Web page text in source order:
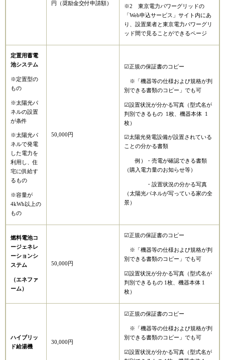
円（奨励金交付申請額）
※2 東京電力パワーグリッドの
「Web申込サービス」サイト内にあ
り、設置業者と東京電力パワーグリ
ッド間で見ることができるページ
定置用蓄電
池システム
※定置型の
もの
※太陽光パ
ネルの設置
が条件
※太陽光パ
ネルで発電
した電力を
利用し、住
宅に供給す
るもの
※容量が
4kWh以上の
もの
50,000円
☑正規の保証書のコピー
※「機器等の仕様および規格が判
別できる書類のコピー」でも可
☑設置状況が分かる写真（型式名が
判別できるもの 1枚、機器本体 1
枚）
☑太陽光発電設備が設置されている
ことの分かる書類
例）・売電が確認できる書類
（購入電力量のお知らせ等）
・設置状況の分かる写真
（太陽光パネルが写っている家の全
景）
​燃料電池コ
ージェネレ
ーションシ
ステム
（エネファ
ーム）
50,000円
☑正規の保証書のコピー
※「機器等の仕様および規格が判
別できる書類のコピー」でも可
☑設置状況が分かる写真（型式名が
判別できるもの 1枚、機器本体 1
枚）
ハイブリッ
ド給湯機
30,000円
☑正規の保証書のコピー
※「機器等の仕様および規格が判
別できる書類のコピー」でも可
☑設置状況が分かる写真（型式名が